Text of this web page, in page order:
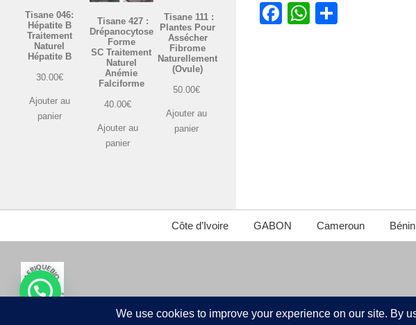
Facebook
WhatsApp
Tisane 046:
Hépatite B
Traitement
Naturel
Hépatite B
30.00€
Ajouter au
panier
Tisane 427 :
Drépanocytose
Forme
SC Traitement
Naturel
Anémie
Falciforme
40.00€
Ajouter au
panier
Tisane 111 :
Plantes Pour
Assécher
Fibrome
Naturellement
(Ovule)
50.00€
Ajouter au
panier
Côte d’Ivoire GABON Cameroun Bénin